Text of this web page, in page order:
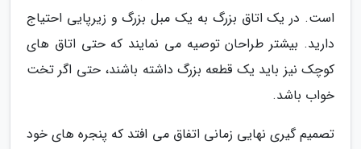
است. در یک اتاق بزرگ به یک مبل بزرگ و زیرپایی احتیاج
دارید. بیشتر طراحان توصیه می نمایند که حتی اتاق های
کوچک نیز باید یک قطعه بزرگ داشته باشند، حتی اگر تخت
خواب باشد.
تصمیم گیری نهایی زمانی اتفاق می افتد که پنجره های خود